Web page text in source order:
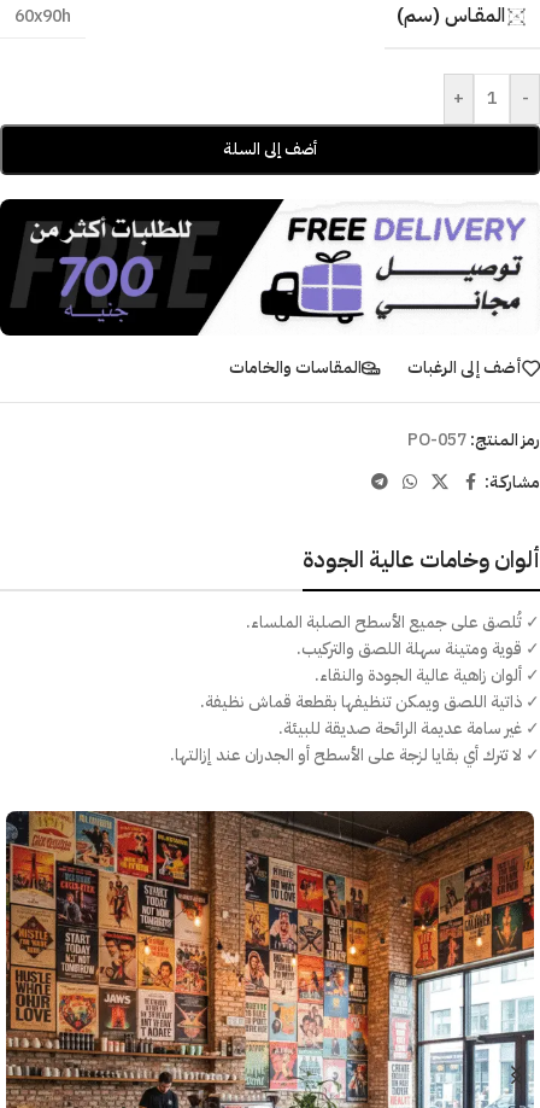
المقـاس (سم) 60x90h
-
+
أضف إلى السلة
أضف إلى الرغبات المقاسات والخامات
رمز المنتج:PO-057
مشاركـة:
ألوان وخامات عالية الجودة
✓ تُلصق على جميع الأسطح الصلبة الملساء.
✓ قوية ومتينة سهلة اللصق والتركيب.
✓ ألوان زاهية عالية الجودة والنقاء.
✓ ذاتية اللصق ويمكن تنظيفها بقطعة قماش نظيفة.
✓ غير سامة عديمة الرائحة صديقة للبيئة.
✓ لا تترك أي بقايا لزجة على الأسطح أو الجدران عند إزالتها.